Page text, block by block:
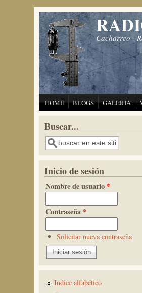
Pasar al contenido principal
Cacharreo -
HOME BLOGS GALERIA
Buscar...
Buscar
Inicio de sesión
Nombre de usuario *
Contraseña *
Solicitar nueva contraseña
Indice alfabético